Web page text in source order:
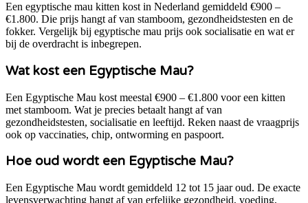
Een egyptische mau kitten kost in Nederland gemiddeld €900 –
€1.800. Die prijs hangt af van stamboom, gezondheidstesten en de
fokker. Vergelijk bij egyptische mau prijs ook socialisatie en wat er
bij de overdracht is inbegrepen.
Wat kost een Egyptische Mau?
Een Egyptische Mau kost meestal €900 – €1.800 voor een kitten
met stamboom. Wat je precies betaalt hangt af van
gezondheidstesten, socialisatie en leeftijd. Reken naast de vraagprijs
ook op vaccinaties, chip, ontworming en paspoort.
Hoe oud wordt een Egyptische Mau?
Een Egyptische Mau wordt gemiddeld 12 tot 15 jaar oud. De exacte
levensverwachting hangt af van erfelijke gezondheid, voeding,